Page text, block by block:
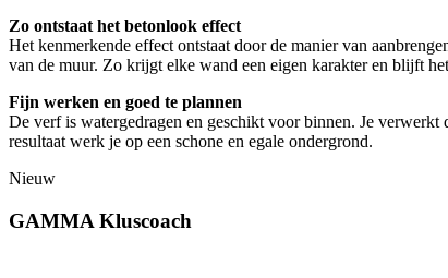
Zo ontstaat het betonlook effect
Het kenmerkende effect ontstaat door de manier van
van de muur. Zo krijgt elke wand een eigen karakter en blijft
Fijn werken en goed te plannen
De verf is watergedragen en geschikt voor binnen. Je verwerkt
resultaat werk je op een schone en egale ondergrond.
Nieuw
GAMMA Kluscoach